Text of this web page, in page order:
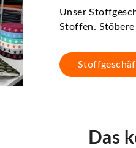
Unser
Stoffen. Stöbere
Das